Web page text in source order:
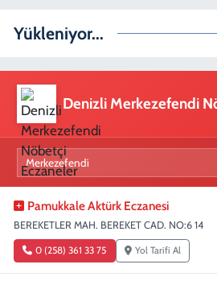
Yükleniyor...
Denizli Merkezefendi
Pamukkale Aktürk Eczanesi
BEREKETLER MAH. BEREKET CAD. NO:6 14
0 (258) 361 33 75 Yol Tarifi Al